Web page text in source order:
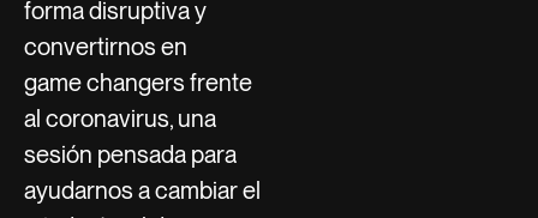
forma disruptiva y
convertirnos en
game changers frente
al coronavirus, una
sesión pensada para
ayudarnos a cambiar el